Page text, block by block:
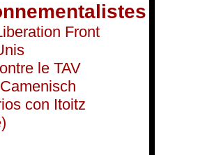
Front
le TAV
con Itoitz